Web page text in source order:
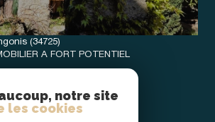
(34725)
A FORT POTENTIEL
notre site
les cookies